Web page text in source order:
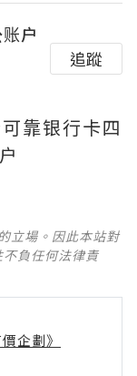
户
追蹤
靠银行卡四
立場。因此本站對
負任何法律責
企劃》